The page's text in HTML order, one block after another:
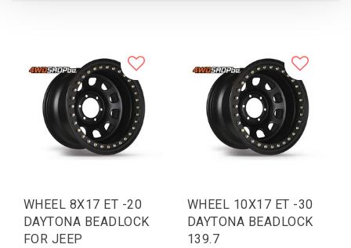
WHEEL 8X17 ET -20
DAYTONA BEADLOCK
FOR JEEP
WHEEL 10X17 ET -30
DAYTONA BEADLOCK
139.7